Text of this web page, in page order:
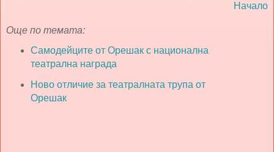
Начало
Още по темата:
Самодейците от Орешак с национална
театрална награда
Ново отличие за театралната трупа от
Орешак